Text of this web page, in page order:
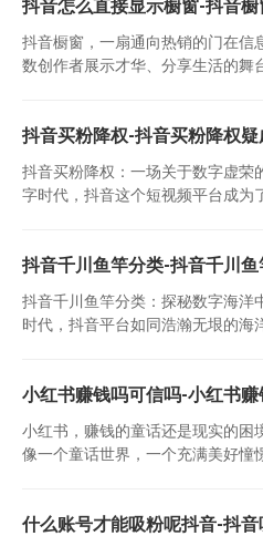
抖音怎么直接显示橱窗-抖音
抖音橱窗，一扇通向热销的门在信
数创作者展示才华、分享生活的舞
抖音买粉降权-抖音买粉降权疑
抖音买粉降权：一场关于数字虚荣
字时代，抖音这个短视频平台成为
抖音千川鱼竿分类-抖音千川鱼
抖音千川鱼竿分类：探秘数字海洋
时代，抖音平台如同浩瀚无垠的海
小红书赚钱吗可信吗-小红书赚
小红书，赚钱的童话还是现实的困
像一个童话世界，一个充满美好憧
什么账号才能吸粉呢抖音-抖